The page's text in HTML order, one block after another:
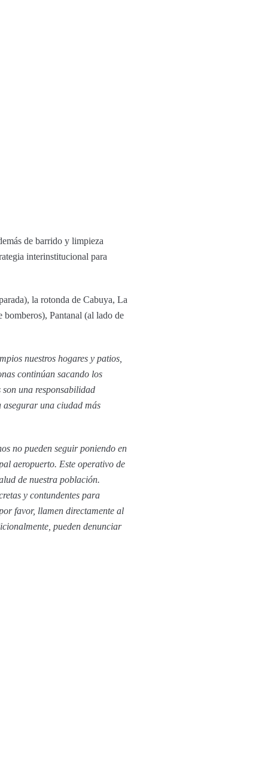
de barrido y limpieza
interinstitucional para
la rotonda de Cabuya, La
Pantanal (al lado de
nuestros hogares y patios,
continúan sacando los
una responsabilidad
asegurar una ciudad más
no pueden seguir poniendo en
aeropuerto. Este operativo de
de nuestra población.
y contundentes para
favor, llamen directamente al
pueden denunciar